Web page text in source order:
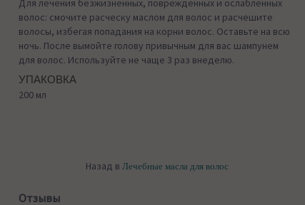
Для лечения безжизненных, поврежденных и ослабленных
волос: смочите расческу маслом для волос и расчешите
волосы, избегая попадания на корни волос. Оставьте на всю
ночь. После вымойте голову привычным для вас шампунем
для волос. Используйте не чаще 3 раз внеделю.
УПАКОВКА
200 мл
Назад вЛечебные масла для волос
Отзывы